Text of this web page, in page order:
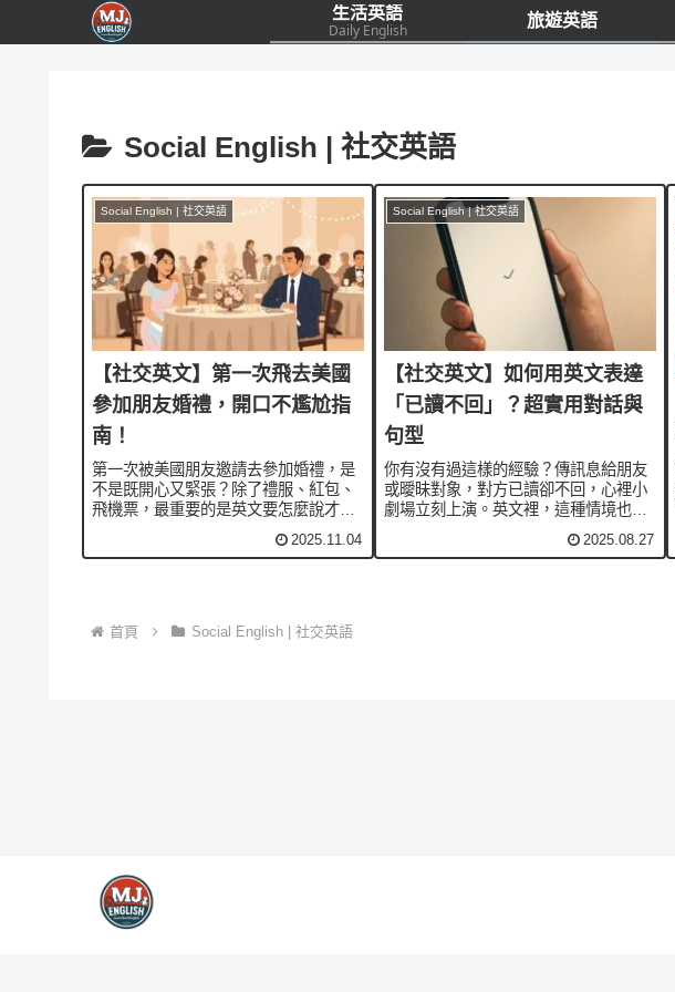
生活英語
Daily English
旅遊英語
Social English | 社交英語
Social English | 社交英語
【社交英文】第一次飛去美國
參加朋友婚禮，開口不尷尬指
南！
第一次被美國朋友邀請去參加婚禮，是
不是既開心又緊張？除了禮服、紅包、
飛機票，最重要的是英文要怎麼說才不
overseas wedding English。學起來，
2025.11.04
Social English | 社交英語
【社交英文】如何用英文表達
「已讀不回」？超實用對話與
句型
你有沒有過這樣的經驗？傳訊息給朋友
或曖昧對象，對方已讀卻不回，心裡小
劇場立刻上演。英文裡，這種情境也有
“seen-zoned”，都是年輕人常用的網路
2025.08.27
首頁 Social English | 社交英語